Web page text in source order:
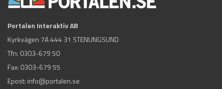
Portalen Interaktiv AB
Kyrkvägen 7A 444 31 STENUNGSUND
Tfn: 0303-679 50
Fax: 0303-679 55
Epost: info@portalen.se